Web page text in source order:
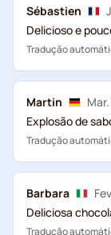
Sébastien
Delicioso e
Tradução
Martin
Explosão de
Tradução
Barbara
Deliciosa
Tradução